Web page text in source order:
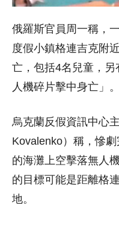
俄羅斯官員周一稱，
度假小鎮格連吉克附
亡，包括4名兒童，
人機碎片擊中身亡」。
烏克蘭反假資訊中心
Kovalenko）稱，慘
的海灘上空擊落無人
的目標可能是距離格
地。